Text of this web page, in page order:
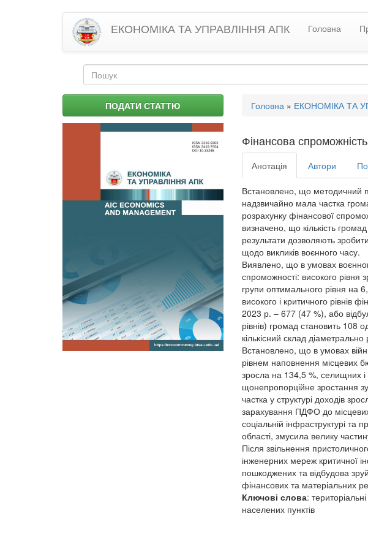
ЕКОНОМІКА ТА УПРАВЛІННЯ АПК Головна
Пошукова
форма
ПОДАТИ СТАТТЮ Ви
тут
Головна » ЕКОНОМІКА ТА
Фінансова
Анотація Автори
Встановлено, що методичний
надзвичайно мала частка
розрахунку фінансової
визначено, що кількість
результати дозволяють
щодо викликів воєнного часу.
Виявлено, що в умовах
спроможності: високого
групи оптимального рівня на
високого і критичного рівнів
2023 р. – 677 (47 %), або
рівнів) громад становить 108
кількісний склад
Встановлено, що в умовах
рівнем наповнення місцевих
зросла на 134,5 %, селищних
щонепропорційне зростання
частка у структурі доходів
зарахування ПДФО до
соціальній інфраструктурі та
області, змусила велику
Після звільнення
інженерних мереж критичної
пошкоджених та відбудова
фінансових та матеріальних
Ключові слова:
населених пунктів